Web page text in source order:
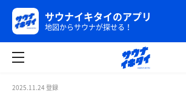
サウナイキタイのアプリ
地図からサウナが探せる！
2025.11.24 登録